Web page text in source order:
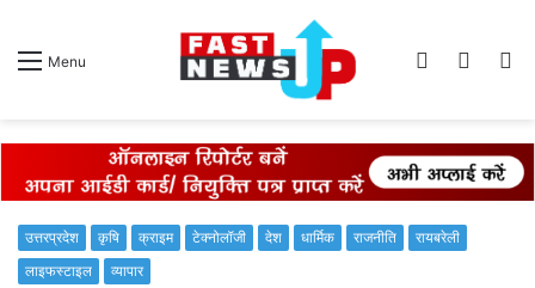
Menu
Switch
Log
उत्तरप्रदेश कृषि क्राइम टेक्नोलॉजी देश धार्मिक राजनीति
रायबरेली
लाइफस्टाइल
व्यापार